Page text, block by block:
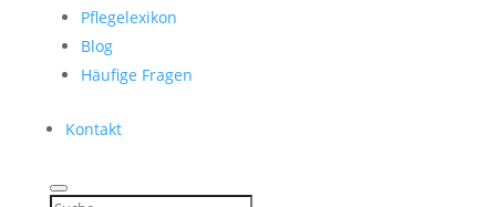
Pflegelexikon
Blog
Häufige Fragen
Kontakt